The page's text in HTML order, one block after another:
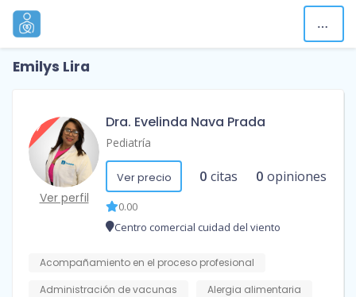
Emilys Lira
Ver perfil
Dra. Evelinda Nava Prada
Pediatría
Ver precio 0 citas 0 opiniones
0.00
Centro comercial cuidad del viento
Acompañamiento en el proceso profesional
Administración de vacunas
Alergia alimentaria